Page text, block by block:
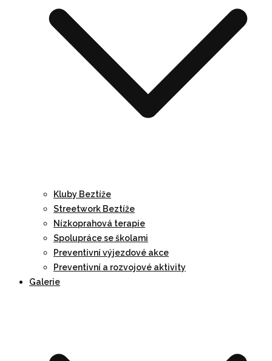
Kluby Beztíže
Streetwork Beztíže
Nízkoprahová terapie
Spolupráce se školami
Preventivní výjezdové akce
Preventivní a rozvojové aktivity
Galerie